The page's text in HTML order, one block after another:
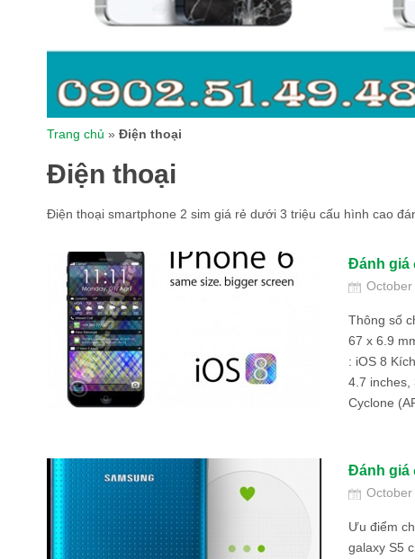
Trang chủ » Điện thoại
Điện thoại
Điện thoại smartphone 2 sim giá rẻ dưới 3 triệu cấu hình cao
Đánh giá
Thông số
67 x 6.9
: iOS 8
4.7 inches,
Cyclone
Đánh giá
Ưu điểm
galaxy S5